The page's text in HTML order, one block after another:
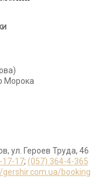
Морока
ул. Героев Труда, 46
17-17; (057) 364-4-365
gershir.com.ua/booking